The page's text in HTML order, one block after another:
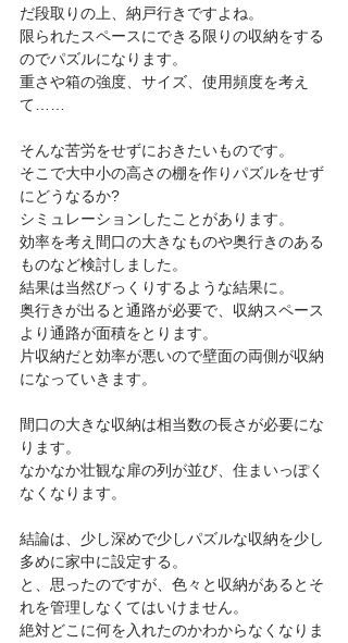
だ段取りの上、納戸行きですよね。
限られたスペースにできる限りの収納をする
のでパズルになります。
重さや箱の強度、サイズ、使用頻度を考え
て……
そんな苦労をせずにおきたいものです。
そこで大中小の高さの棚を作りパズルをせず
にどうなるか?
シミュレーションしたことがあります。
効率を考え間口の大きなものや奥行きのある
ものなど検討しました。
結果は当然びっくりするような結果に。
奥行きが出ると通路が必要で、収納スペース
より通路が面積をとります。
片収納だと効率が悪いので壁面の両側が収納
になっていきます。
間口の大きな収納は相当数の長さが必要にな
ります。
なかなか壮観な扉の列が並び、住まいっぽく
なくなります。
結論は、少し深めで少しパズルな収納を少し
多めに家中に設定する。
と、思ったのですが、色々と収納があるとそ
れを管理しなくてはいけません。
絶対どこに何を入れたのかわからなくなりま